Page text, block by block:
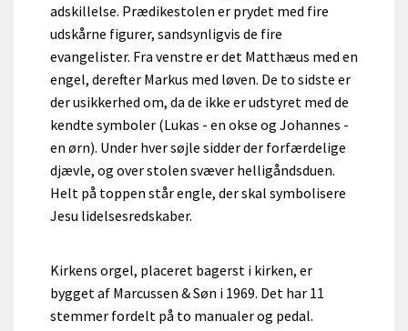
adskillelse. Prædikestolen er prydet med fire
udskårne figurer, sandsynligvis de fire
evangelister. Fra venstre er det Matthæus med en
engel, derefter Markus med løven. De to sidste er
der usikkerhed om, da de ikke er udstyret med de
kendte symboler (Lukas - en okse og Johannes -
en ørn). Under hver søjle sidder der forfærdelige
djævle, og over stolen svæver helligåndsduen.
Helt på toppen står engle, der skal symbolisere
Jesu lidelsesredskaber.
Kirkens orgel, placeret bagerst i kirken, er
bygget af Marcussen & Søn i 1969. Det har 11
stemmer fordelt på to manualer og pedal.